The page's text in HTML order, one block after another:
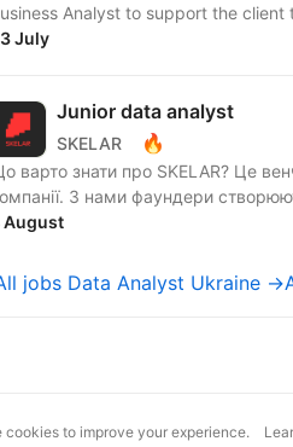
Analyst to support the
July
Junior data analyst
SKELAR 🔥
варто знати про SKELAR? Це
З нами фаундери
August
jobs Data Analyst Ukraine →
Terms of Use
cookies to improve your experience.